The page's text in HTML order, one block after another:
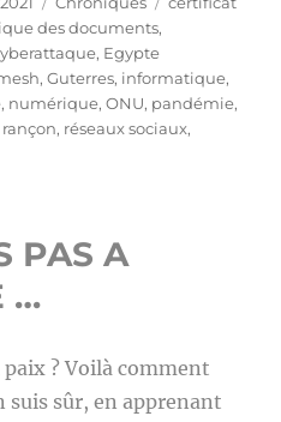
des documents,
, Egypte
,Guterres, informatique,
, numérique,ONU, pandémie,
rançon, réseaux sociaux,
PAS A
…
? Voilà comment
suis sûr, en apprenant